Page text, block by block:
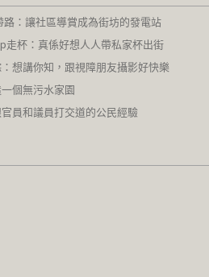
路：讓社區導賞成為街坊的發電站
走杯：真係好想人人帶私家杯出街
想講你知，跟視障朋友攝影好快樂
個無污水家園
員和議員打交道的公民經驗